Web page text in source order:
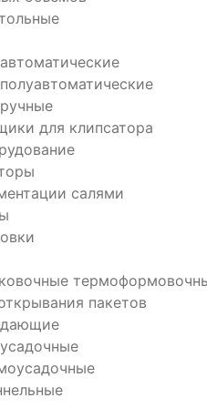
для клипсатора
салями
пакетов